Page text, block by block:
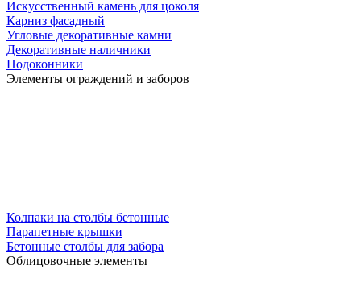
Искусственный камень для цоколя
Карниз фасадный
Угловые декоративные камни
Декоративные наличники
Подоконники
Элементы ограждений и заборов
Колпаки на столбы бетонные
Парапетные крышки
Бетонные столбы для забора
Облицовочные элементы